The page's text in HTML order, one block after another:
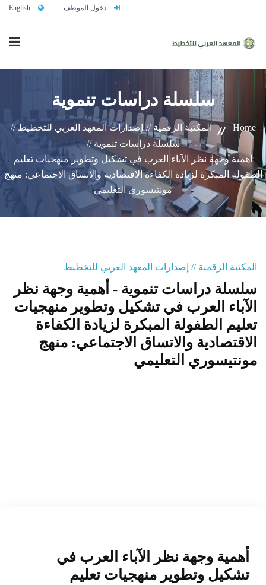
دخول الموظف English
الرئيسية
من نحن
خدماتنا
تواصلوا معنا
المنصة التدريبية
سلسلة دراسات تنموية
Home المكتبة الرقمية // إصدارات المعهد العربي للتخطيط //
سلسلة دراسات تنموية //
أهمية وجهة نظر الآباء العرب في تشكيل وتطوير منهجيات تعليم
الطفولة المبكرة لزيادة الكفاءة الاقتصادية والاتساق الاجتماعي: منهج
مونتيسوري التعليمي
المكتبة الرقمية // إصدارات المعهد العربي للتخطيط
سلسلة دراسات تنموية - أهمية وجهة نظر
الآباء العرب في تشكيل وتطوير منهجيات
تعليم الطفولة المبكرة لزيادة الكفاءة
الاقتصادية والاتساق الاجتماعي: منهج
مونتيسوري التعليمي
أهمية وجهة نظر الآباء العرب في
تشكيل وتطوير منهجيات تعليم